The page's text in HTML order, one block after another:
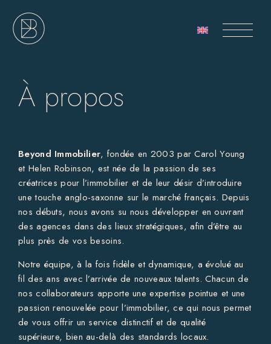
À propos
Beyond Immobilier, fondée en 2003 par Carol Young
et Helen Robinson, est née de la passion de ses
créatrices pour l’immobilier et de leur désir d’introduire
une touche anglo-saxonne sur le marché français. Depuis
nos débuts, nous avons su nous développer en ouvrant
des agences dans des lieux stratégiques, afin d’être au
plus près de vos besoins.
Notre équipe, à la fois fidèle et dynamique, a évolué au
fil des ans avec l’arrivée de nouveaux talents. Chacun de
nos collaborateurs apporte une expertise pointue et une
passion renouvelée pour l’immobilier, ce qui nous permet
de vous offrir un service distinctif et de qualité
supérieure, bien au-delà des standards locaux.